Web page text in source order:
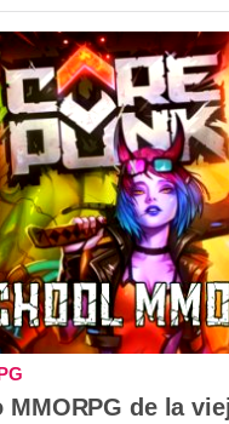
MMORPG de la